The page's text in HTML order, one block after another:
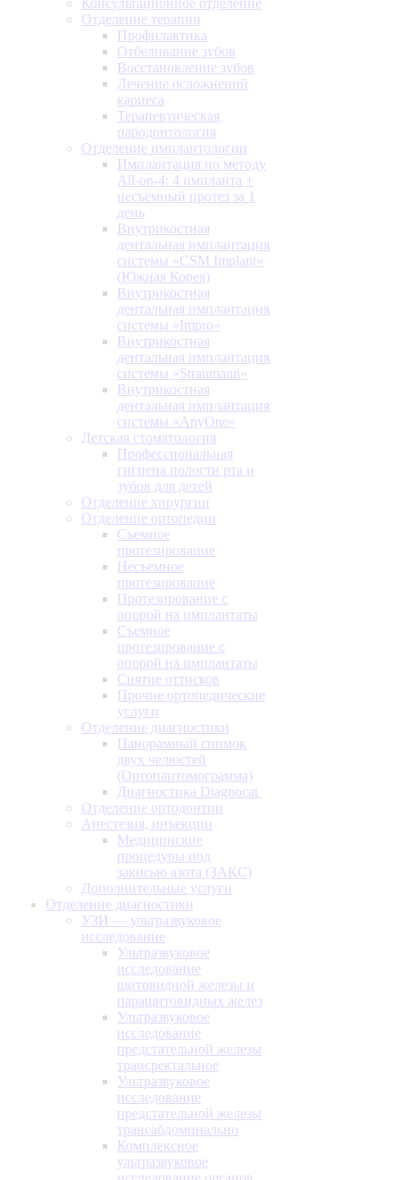
Консультационное отделение
Отделение терапии
Профилактика
Отбеливание зубов
Восстановление зубов
Лечение осложнений
кариеса
Терапевтическая
пародонтология
Отделение имплантологии
Имплантация по методу
All-on-4: 4 импланта +
несъёмный протез за 1
день
Внутрикостная
дентальная имплантация
системы «CSM Implant»
(Южная Корея)
Внутрикостная
дентальная имплантация
системы «Impro»
Внутрикостная
дентальная имплантация
системы «Straumann»
Внутрикостная
дентальная имплантация
системы «AnyOne»
Детская стоматология
Профессиональная
гигиена полости рта и
зубов для детей
Отделение хирургии
Отделение ортопедии
Съемное
протезирование
Несъемное
протезирование
Протезирование с
опорой на имплантаты
Съемное
протезирование с
опорой на имплантаты
Снятие оттисков
Прочие ортопедические
услуги
Отделение диагностики
Панорамный снимок
двух челюстей
(Ортопантомограмма)
Диагностика Diagnocat
Отделение ортодонтии
Анестезия, инъекции
Медицинские
процедуры под
закисью азота (ЗАКС)
Дополнительные услуги
Отделение диагностики
УЗИ — ультразвуковое
исследование
Ультразвуковое
исследование
щитовидной железы и
паращитовидных желез
Ультразвуковое
исследование
предстательной железы
трансректальное
Ультразвуковое
исследование
предстательной железы
трансабдоминально
Комплексное
ультразвуковое